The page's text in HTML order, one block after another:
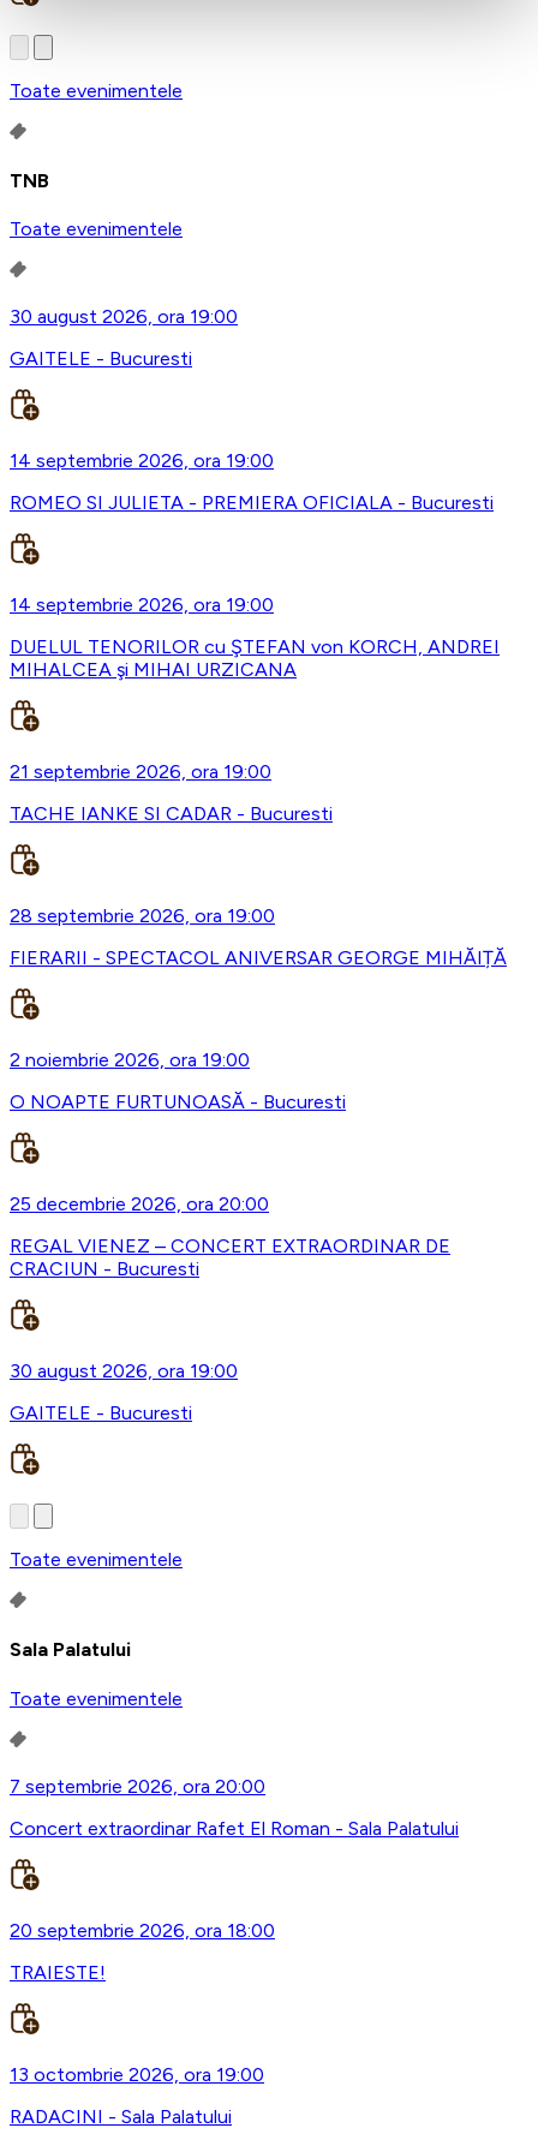
Toate evenimentele
TNB
Toate evenimentele
30 august 2026, ora 19:00
GAITELE - Bucuresti
14 septembrie 2026, ora 19:00
ROMEO SI JULIETA - PREMIERA OFICIALA - Bucuresti
14 septembrie 2026, ora 19:00
DUELUL TENORILOR cu ŞTEFAN von KORCH, ANDREI
MIHALCEA şi MIHAI URZICANA
21 septembrie 2026, ora 19:00
TACHE IANKE SI CADAR - Bucuresti
28 septembrie 2026, ora 19:00
FIERARII - SPECTACOL ANIVERSAR GEORGE MIHĂIȚĂ
2 noiembrie 2026, ora 19:00
O NOAPTE FURTUNOASĂ - Bucuresti
25 decembrie 2026, ora 20:00
REGAL VIENEZ – CONCERT EXTRAORDINAR DE
CRACIUN - Bucuresti
30 august 2026, ora 19:00
GAITELE - Bucuresti
Toate evenimentele
Sala Palatului
Toate evenimentele
7 septembrie 2026, ora 20:00
Concert extraordinar Rafet El Roman - Sala Palatului
20 septembrie 2026, ora 18:00
TRAIESTE!
13 octombrie 2026, ora 19:00
RADACINI - Sala Palatului